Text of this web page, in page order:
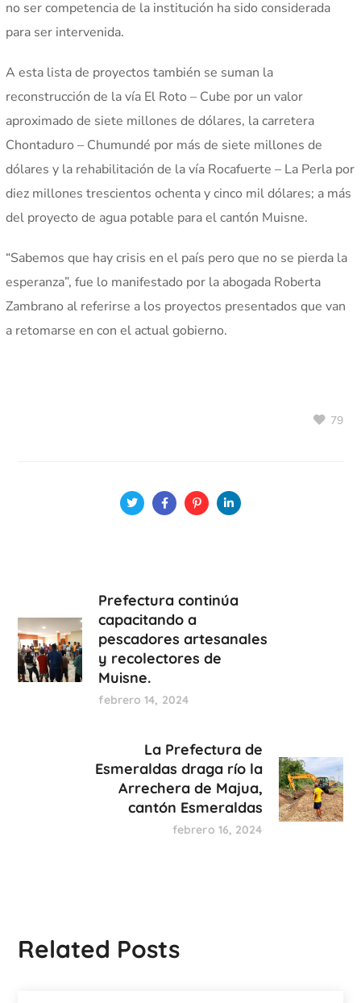
no ser competencia de la institución ha sido considerada
para ser intervenida.
A esta lista de proyectos también se suman la
reconstrucción de la vía El Roto – Cube por un valor
aproximado de siete millones de dólares, la carretera
Chontaduro – Chumundé por más de siete millones de
dólares y la rehabilitación de la vía Rocafuerte – La Perla por
diez millones trescientos ochenta y cinco mil dólares; a más
del proyecto de agua potable para el cantón Muisne.
“Sabemos que hay crisis en el país pero que no se pierda la
esperanza”, fue lo manifestado por la abogada Roberta
Zambrano al referirse a los proyectos presentados que van
a retomarse en con el actual gobierno.
79
Prefectura continúa
capacitando a
pescadores artesanales
y recolectores de
Muisne.
febrero 14, 2024
La Prefectura de
Esmeraldas draga río la
Arrechera de Majua,
cantón Esmeraldas
febrero 16, 2024
Related Posts